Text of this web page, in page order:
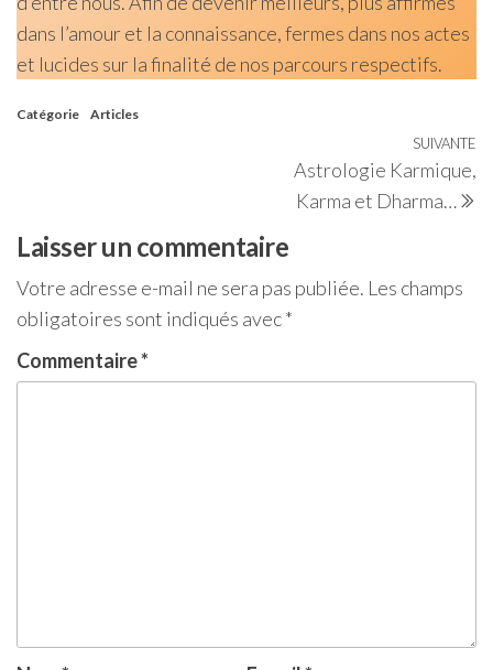
dans l’amour et la connaissance, fermes dans nos actes
et lucides sur la finalité de nos parcours respectifs.
Catégorie Articles
SUIVANTE
Astrologie Karmique,
Karma et Dharma…
Laisser un commentaire
Votre adresse e-mail ne sera pas publiée. Les champs
obligatoires sont indiqués avec*
Commentaire*